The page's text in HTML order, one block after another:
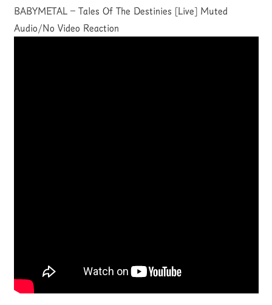
BABYMETAL – Tales Of The Destinies [Live] Muted
Audio/No Video Reaction